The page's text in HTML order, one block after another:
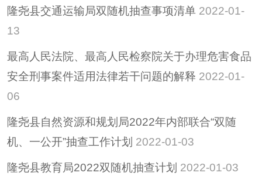
隆尧县交通运输局双随机抽查事项清单 2022-01-
13
最高人民法院、最高人民检察院关于办理危害食品
安全刑事案件适用法律若干问题的解释 2022-01-
06
隆尧县自然资源和规划局2022年内部联合“双随
机、一公开”抽查工作计划 2022-01-03
隆尧县教育局2022双随机抽查计划 2022-01-03